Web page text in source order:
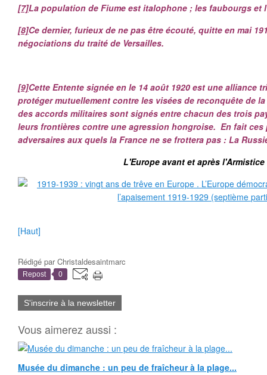
[7]La population de Fiume est italophone ; les faubourgs et
[8]Ce dernier, furieux de ne pas être écouté, quitte en mai
négociations du traité de Versailles.
[9]Cette Entente signée en le 14 août 1920 est une alliance
protéger mutuellement contre les visées de reconquête de
des accords militaires sont signés entre chacun des trois
leurs frontières contre une agression hongroise. En fait ces
adversaires aux quels la France ne se frottera pas : La
L'Europe avant et après l'Armistice
[Haut]
Rédigé parChristaldesaintmarc
Repost 0
S'inscrire à la newsletter
Vous aimerez aussi :
Musée du dimanche : un peu de fraîcheur à la plage...